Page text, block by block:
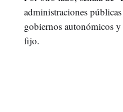
administraciones
gobiernos autonómicos y
fijo.